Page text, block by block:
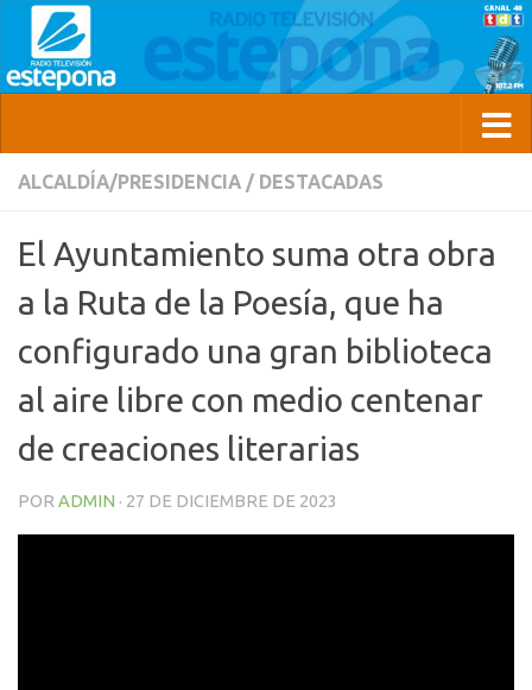
ALCALDÍA/PRESIDENCIA / DESTACADAS
El Ayuntamiento suma otra obra
a la Ruta de la Poesía, que ha
configurado una gran biblioteca
al aire libre con medio centenar
de creaciones literarias
POR ADMIN · 27 DE DICIEMBRE DE 2023